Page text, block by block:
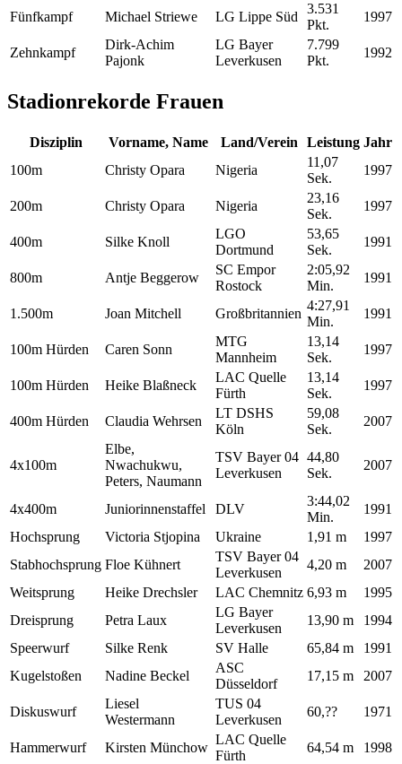
Fünfkampf Michael Striewe LG Lippe Süd
3.531
Pkt.
1997
Zehnkampf
Dirk-Achim
Pajonk
LG Bayer
Leverkusen
7.799
Pkt.
1992
Stadionrekorde Frauen
Disziplin Vorname, Name Land/Verein Leistung Jahr
100m
Christy Opara Nigeria
11,07
Sek.
1997
200m Christy Opara Nigeria
23,16
Sek.
1997
400m Silke Knoll
LGO
Dortmund
53,65
Sek.
1991
800m Antje Beggerow
SC Empor
Rostock
2:05,92
Min.
1991
1.500m Joan Mitchell Großbritannien
4:27,91
Min.
1991
100m Hürden Caren Sonn
MTG
Mannheim
13,14
Sek.
1997
100m Hürden Heike Blaßneck
LAC Quelle
Fürth
13,14
Sek.
1997
400m Hürden Claudia Wehrsen
LT DSHS
Köln
59,08
Sek.
2007
4x100m
Elbe,
Nwachukwu,
Peters, Naumann
TSV Bayer 04
Leverkusen
44,80
Sek.
2007
4x400m Juniorinnenstaffel DLV
3:44,02
Min.
1991
Hochsprung
Victoria Stjopina Ukraine 1,91 m
1997
Stabhochsprung Floe Kühnert
TSV Bayer 04
Leverkusen
4,20 m
2007
Weitsprung
Heike Drechsler LAC Chemnitz 6,93 m
1995
Dreisprung
Petra Laux
LG Bayer
Leverkusen
13,90 m
1994
Speerwurf
Silke Renk SV Halle 65,84 m
1991
Kugelstoßen
Nadine Beckel
ASC
Düsseldorf
17,15 m 2007
Diskuswurf
Liesel
Westermann
TUS 04
Leverkusen
60,?? 1971
Hammerwurf Kirsten Münchow
LAC Quelle
Fürth
64,54 m 1998